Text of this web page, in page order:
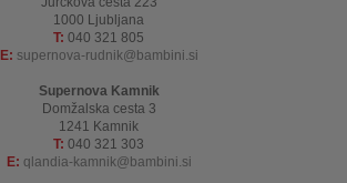
1000 Ljubljana
T: 040 321 805
E: supernova-rudnik bambini.si
Supernova Kamnik
Domžalska cesta 3
1241 Kamnik
T: 040 321 303
E: qlandia-kamnik bambini.si